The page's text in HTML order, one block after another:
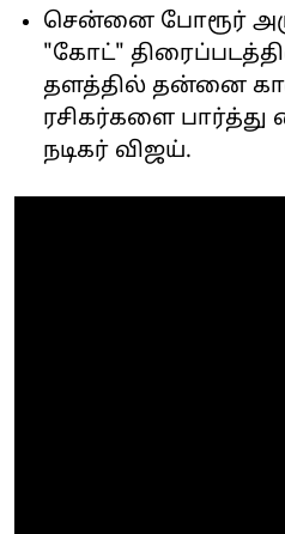
சென்னை போரூர்
"கோட்"
தளத்தில் தன்னை
ரசிகர்களை
நடிகர் விஜய்.